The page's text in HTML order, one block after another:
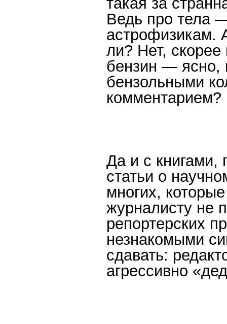
Ведь про тела
астрофизикам.
ли? Нет,
бензин — ясно,
бензольными
комментарием?
Да и с книгами,
статьи о
многих,
журналисту не
репортерских
незнакомыми
сдавать:
агрессивно